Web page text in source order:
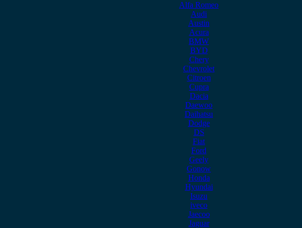
Alfa Romeo
Audi
Austin
Acura
BMW
BYD
Chery
Chevrolet
Citroen
Cupra
Dacia
Daewoo
Daihatsu
Dodge
DS
Fiat
Ford
Geely
Gonow
Honda
Hyundai
Isuzu
iveco
Jaecoo
Jaguar